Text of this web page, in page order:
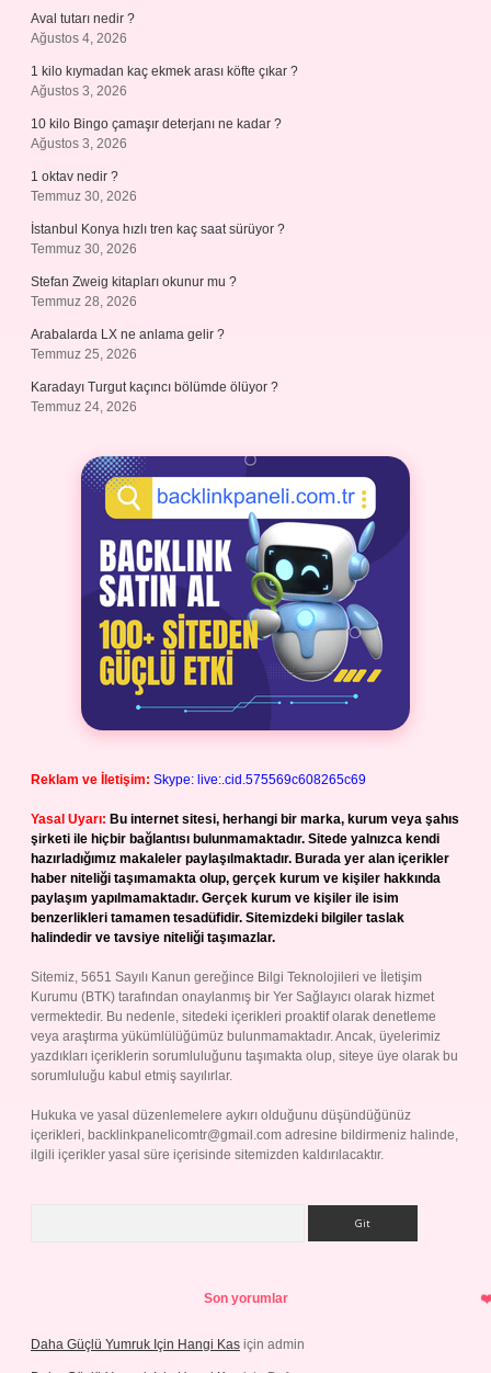
Aval tutarı nedir ?
Ağustos 4, 2026
1 kilo kıymadan kaç ekmek arası köfte çıkar ?
Ağustos 3, 2026
10 kilo Bingo çamaşır deterjanı ne kadar ?
Ağustos 3, 2026
1 oktav nedir ?
Temmuz 30, 2026
İstanbul Konya hızlı tren kaç saat sürüyor ?
Temmuz 30, 2026
Stefan Zweig kitapları okunur mu ?
Temmuz 28, 2026
Arabalarda LX ne anlama gelir ?
Temmuz 25, 2026
Karadayı Turgut kaçıncı bölümde ölüyor ?
Temmuz 24, 2026
Reklam ve İletişim: Skype: live:.cid.575569c608265c69
Yasal Uyarı: Bu internet sitesi, herhangi bir marka, kurum veya şahıs
şirketi ile hiçbir bağlantısı bulunmamaktadır. Sitede yalnızca kendi
hazırladığımız makaleler paylaşılmaktadır. Burada yer alan içerikler
haber niteliği taşımamakta olup, gerçek kurum ve kişiler hakkında
paylaşım yapılmamaktadır. Gerçek kurum ve kişiler ile isim
benzerlikleri tamamen tesadüfidir. Sitemizdeki bilgiler taslak
halindedir ve tavsiye niteliği taşımazlar.
Sitemiz, 5651 Sayılı Kanun gereğince Bilgi Teknolojileri ve İletişim
Kurumu (BTK) tarafından onaylanmış bir Yer Sağlayıcı olarak hizmet
vermektedir. Bu nedenle, sitedeki içerikleri proaktif olarak denetleme
veya araştırma yükümlülüğümüz bulunmamaktadır. Ancak, üyelerimiz
yazdıkları içeriklerin sorumluluğunu taşımakta olup, siteye üye olarak bu
sorumluluğu kabul etmiş sayılırlar.
Hukuka ve yasal düzenlemelere aykırı olduğunu düşündüğünüz
içerikleri, backlinkpanelicomtr@gmail.com adresine bildirmeniz halinde,
ilgili içerikler yasal süre içerisinde sitemizden kaldırılacaktır.
Son yorumlar
Daha Güçlü Yumruk Için Hangi Kas için admin